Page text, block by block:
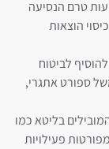
טרם הנסיעה
הוצאות
לביטוח
ספורט אתגרי,
בליטא כמו
פעילויות